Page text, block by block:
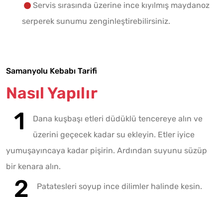
Servis sırasında üzerine ince kıyılmış maydanoz
serperek sunumu zenginleştirebilirsiniz.
Samanyolu Kebabı Tarifi
Nasıl Yapılır
Dana kuşbaşı etleri düdüklü tencereye alın ve
üzerini geçecek kadar su ekleyin. Etler iyice
yumuşayıncaya kadar pişirin. Ardından suyunu süzüp
bir kenara alın.
Patatesleri soyup ince dilimler halinde kesin.